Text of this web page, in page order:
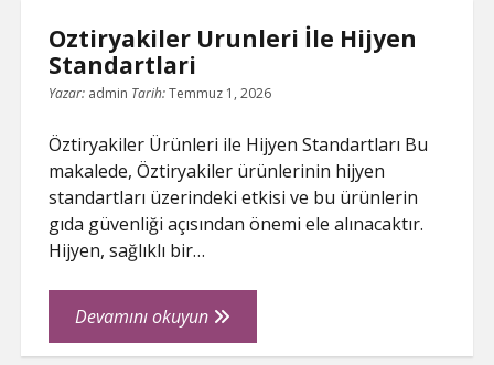
Oztiryakiler Urunleri İle Hijyen
Standartlari
Yazar: admin Tarih:Temmuz 1, 2026
Öztiryakiler Ürünleri ile Hijyen Standartları Bu
makalede, Öztiryakiler ürünlerinin hijyen
standartları üzerindeki etkisi ve bu ürünlerin
gıda güvenliği açısından önemi ele alınacaktır.
Hijyen, sağlıklı bir…
Devamını okuyunOztiryakiler
Urunleri